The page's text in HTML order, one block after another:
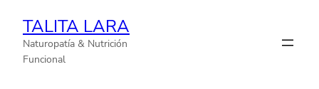
TALITA LARA
Naturopatía & Nutrición
Funcional